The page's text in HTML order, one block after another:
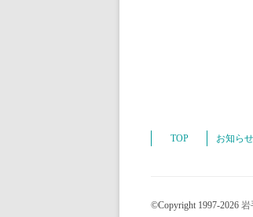
TOP お知らせ
©Copyright 1997-2026 岩